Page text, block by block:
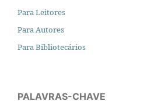
Para Leitores
Para Autores
Para Bibliotecários
PALAVRAS-CHAVE